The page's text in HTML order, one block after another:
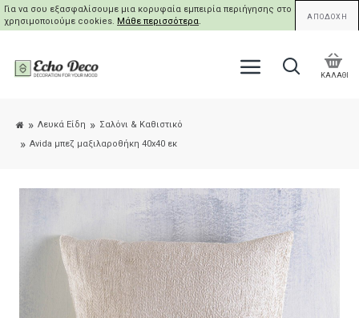
Για να σου εξασφαλίσουμε μια κορυφαία εμπειρία περιήγησης στο site μας,
χρησιμοποιούμε cookies. Μάθε περισσότερα. ΑΠΟΔΟΧΗ
ΚΑΛΑΘΙ
Λευκά Είδη
Σαλόνι & Καθιστικό
Avida μπεζ μαξιλαροθήκη 40x40 εκ